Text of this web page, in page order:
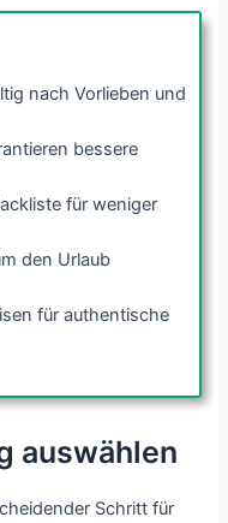
nach Vorlieben und
bessere
für weniger
den Urlaub
für authentische
auswählen
Schritt für